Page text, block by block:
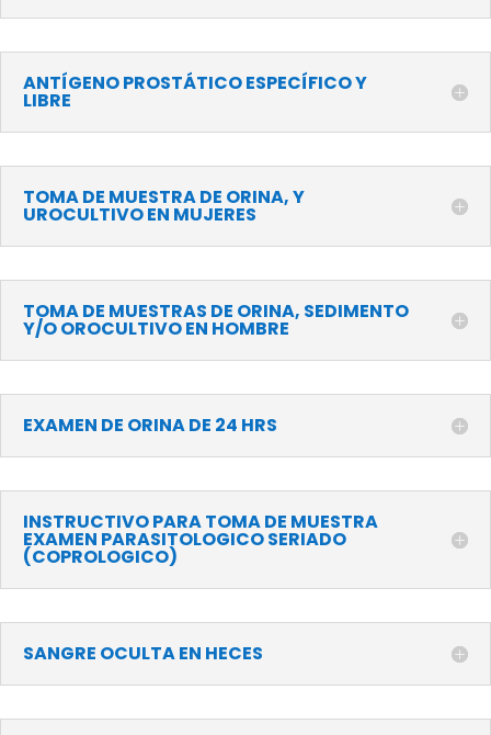
ANTÍGENO PROSTÁTICO ESPECÍFICO Y
LIBRE
TOMA DE MUESTRA DE ORINA, Y
UROCULTIVO EN MUJERES
TOMA DE MUESTRAS DE ORINA, SEDIMENTO
Y/O OROCULTIVO EN HOMBRE
EXAMEN DE ORINA DE 24 HRS
INSTRUCTIVO PARA TOMA DE MUESTRA
EXAMEN PARASITOLOGICO SERIADO
(COPROLOGICO)
SANGRE OCULTA EN HECES